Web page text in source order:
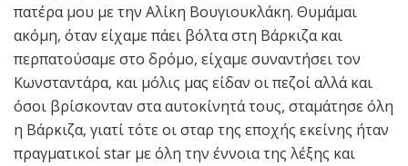
πατέρα μου με την Αλίκη Βουγιουκλάκη. Θυμάμαι
ακόμη, όταν είχαμε πάει βόλτα στη Βάρκιζα και
περπατούσαμε στο δρόμο, είχαμε συναντήσει τον
Κωνσταντάρα, και μόλις μας είδαν οι πεζοί αλλά και
όσοι βρίσκονταν στα αυτοκίνητά τους, σταμάτησε όλη
η Βάρκιζα, γιατί τότε οι σταρ της εποχής εκείνης ήταν
πραγματικοί star με όλη την έννοια της λέξης και